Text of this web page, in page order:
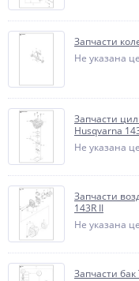
Запчасти
Не указана
Запчасти
Husqvarna
Не указана
Запчасти
143R II
Не указана
Запчасти бак